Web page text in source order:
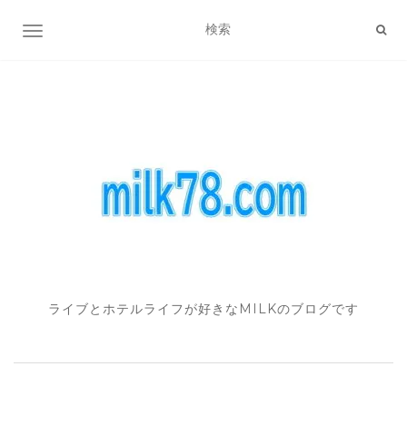
ナビゲーション切り替え
ライブとホテルライフが好きなMILKのブログです